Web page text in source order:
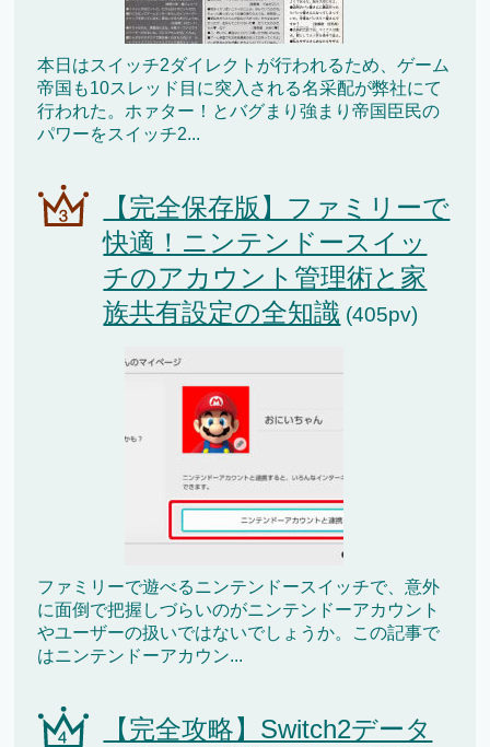
本日はスイッチ2ダイレクトが行われるため、ゲーム
帝国も10スレッド目に突入される名采配が弊社にて
行われた。ホァター！とバグまり強まり帝国臣民の
パワーをスイッチ2...
【完全保存版】ファミリーで
快適！ニンテンドースイッ
チのアカウント管理術と家
族共有設定の全知識 (405pv)
ファミリーで遊べるニンテンドースイッチで、意外
に面倒で把握しづらいのがニンテンドーアカウント
やユーザーの扱いではないでしょうか。この記事で
はニンテンドーアカウン...
【完全攻略】Switch2データ